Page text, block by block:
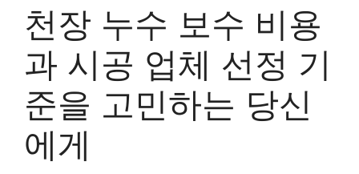
천장 누수 보수 비용
과 시공 업체 선정 기
준을 고민하는 당신
에게